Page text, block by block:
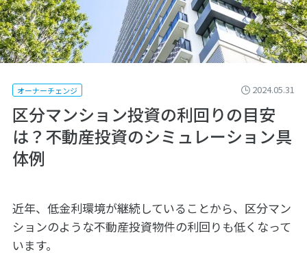
オーナーチェンジ 2024.05.31
区分マンション投資の利回りの目安
は？不動産投資のシミュレーション具
体例
近年、低金利環境が継続していることから、区分マン
ションのような不動産投資物件の利回りも低くなって
います。